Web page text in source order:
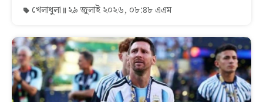
খেলাধুলা ২৯ জুলাই ২০২৬, ০৮:৪৮ এএম